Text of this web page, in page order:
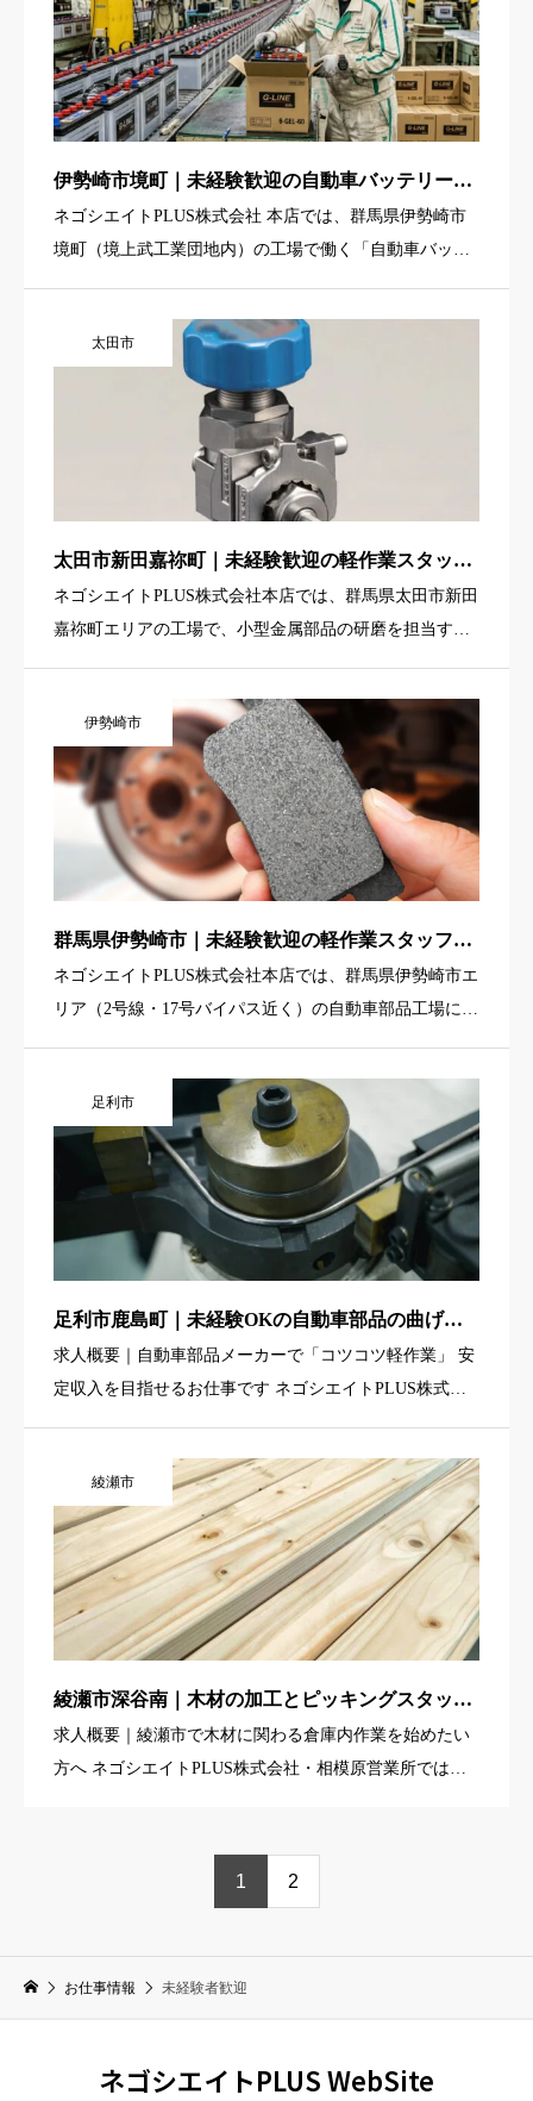
伊勢崎市境町｜未経験歓迎の自動車バッテリー箱
詰め軽作業スタッフ
ネゴシエイトPLUS株式会社 本店では、群馬県伊勢崎市
境町（境上武工業団地内）の工場で働く「自動車バッテ
は、自動車に搭載される鉛バッテリー。ラインから流れ
てくる完成品を箱に […]
太田市
太田市新田嘉祢町｜未経験歓迎の軽作業スタッフ
募集｜2交替、バルブ製品の研磨・組立・検査
（クリーンルーム）
ネゴシエイトPLUS株式会社本店では、群馬県太田市新田
嘉祢町エリアの工場で、小型金属部品の研磨を担当する
に収まるサイズのパーツが中心。機械へのセットや取り
出し、簡単な研磨 […]
伊勢崎市
群馬県伊勢崎市｜未経験歓迎の軽作業スタッフ募
集｜自動車ブレーキパッド製造（2交替・土日休
み）
ネゴシエイトPLUS株式会社本店では、群馬県伊勢崎市エ
リア（2号線・17号バイパス近く）の自動車部品工場に
しています。お任せするのは、カード大の製品を専用の
治具に引っ掛け […]
足利市
足利市鹿島町｜未経験OKの自動車部品の曲げ加
工・軽作業スタッフ募集（2交替・ワンルーム寮
あり）
求人概要｜自動車部品メーカーで「コツコツ軽作業」 安
定収入を目指せるお仕事です ネゴシエイトPLUS株式会
部品メーカー工場にて、 自動車部品の曲げ加工を担当す
る製造スタッ […]
綾瀬市
綾瀬市深谷南｜木材の加工とピッキングスタッフ
募集（高時給・日勤・土日祝休み・未経験歓迎）
求人概要｜綾瀬市で木材に関わる倉庫内作業を始めたい
方へ ネゴシエイトPLUS株式会社・相模原営業所では、
1 2
お仕事情報 未経験者歓迎
ネゴシエイトPLUS WebSite